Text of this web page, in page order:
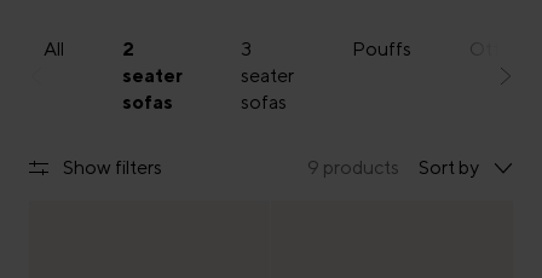
Show filters
All
2
seater
sofas
3
seater
sofas
Pouffs
9 products Sort by